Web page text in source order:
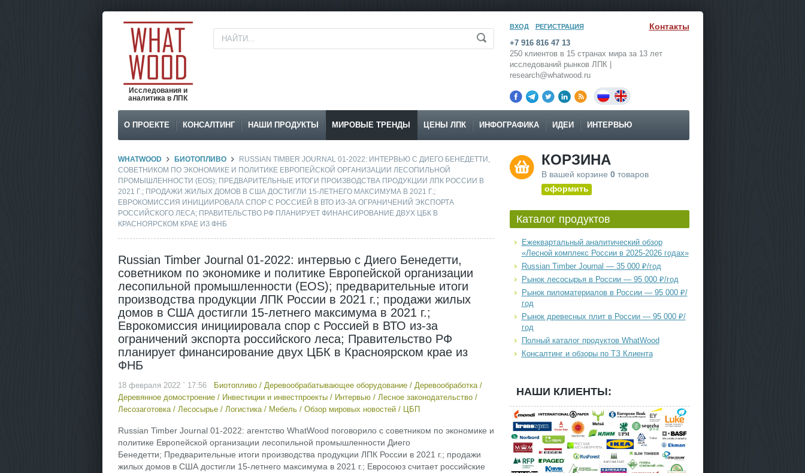
Исследования и
аналитика в ЛПК
ВХОД РЕГИСТРАЦИЯ Контакты
+7 916 816 47 13
250 клиентов в 15 странах мира за 13 лет
исследований рынков ЛПК |
research@whatwood.ru
О ПРОЕКТЕ КОНСАЛТИНГ НАШИ ПРОДУКТЫ МИРОВЫЕ ТРЕНДЫ ЦЕНЫ ЛПК ИНФОГРАФИКА ИДЕИ ИНТЕРВЬЮ
WHATWOOD БИОТОПЛИВО
RUSSIAN TIMBER JOURNAL 01-2022: ИНТЕРВЬЮ С ДИЕГО БЕНЕДЕТТИ,
СОВЕТНИКОМ ПО ЭКОНОМИКЕ И ПОЛИТИКЕ ЕВРОПЕЙСКОЙ ОРГАНИЗАЦИИ ЛЕСОПИЛЬНОЙ
ПРОМЫШЛЕННОСТИ (EOS); ПРЕДВАРИТЕЛЬНЫЕ ИТОГИ ПРОИЗВОДСТВА ПРОДУКЦИИ ЛПК РОССИИ В
2021 Г.; ПРОДАЖИ ЖИЛЫХ ДОМОВ В США ДОСТИГЛИ 15-ЛЕТНЕГО МАКСИМУМА В 2021 Г.;
ЕВРОКОМИССИЯ ИНИЦИИРОВАЛА СПОР С РОССИЕЙ В ВТО ИЗ-ЗА ОГРАНИЧЕНИЙ ЭКСПОРТА
РОССИЙСКОГО ЛЕСА; ПРАВИТЕЛЬСТВО РФ ПЛАНИРУЕТ ФИНАНСИРОВАНИЕ ДВУХ ЦБК В
КРАСНОЯРСКОМ КРАЕ ИЗ ФНБ
Russian Timber Journal 01-2022: интервью с Диего Бенедетти,
советником по экономике и политике Европейской организации
лесопильной промышленности (EOS); предварительные итоги
производства продукции ЛПК России в 2021 г.; продажи жилых
домов в США достигли 15-летнего максимума в 2021 г.;
Еврокомиссия инициировала спор с Россией в ВТО из-за
ограничений экспорта российского леса; Правительство РФ
планирует финансирование двух ЦБК в Красноярском крае из
ФНБ
18 февраля 2022 ` 17:56 Биотопливо/ Деревообрабатывающее оборудование/ Деревообработка/
Деревянное домостроение/ Инвестиции и инвестпроекты/ Интервью/ Лесное законодательство/
Лесозаготовка/ Лесосырье/ Логистика/ Мебель/ Обзор мировых новостей/ ЦБП
Russian Timber Journal 01-2022: агентство WhatWood поговорило с советником по экономике и
политике Европейской организации лесопильной промышленности Диего
Бенедетти; Предварительные итоги производства продукции ЛПК России в 2021 г.; продажи
жилых домов в США достигли 15-летнего максимума в 2021 г.; Евросоюз считает российские
КОРЗИНА
В вашей корзине 0товаров
оформить
Каталог продуктов
Ежеквартальный аналитический обзор
«Лесной комплекс России в 2025-2026 годах»
Russian Timber Journal — 35 000 ₽/год
Рынок лесосырья в России — 95 000 ₽/год
Рынок пиломатериалов в России — 95 000 ₽/
год
Рынок древесных плит в России — 95 000 ₽/
год
Полный каталог продуктов WhatWood
Консалтинг и обзоры по ТЗ Клиента
НАШИ КЛИЕНТЫ: